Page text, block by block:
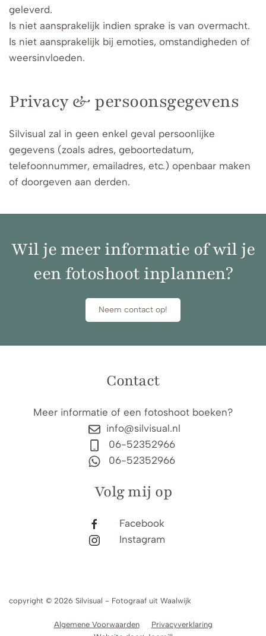
geleverd.
Is niet aansprakelijk indien sprake is van overmacht.
Is niet aansprakelijk bij emoties, omstandigheden of
weersinvloeden.
Privacy & persoonsgegevens
Silvisual zal in geen enkel geval persoonlijke
gegevens (zoals adres, geboortedatum,
telefoonnummer, emailadres, etc.) openbaar maken
of doorgeven aan derden.
Wil je meer informatie of wil je
een fotoshoot inplannen?
Neem contact op!
Contact
Meer informatie of een fotoshoot boeken?
info@silvisual.nl
06-52352966
06-52352966
Volg mij op
Facebook
Instagram
copyright © 2026 Silvisual - Fotograaf uit Waalwijk
Algemene Voorwaarden
Privacyverklaring